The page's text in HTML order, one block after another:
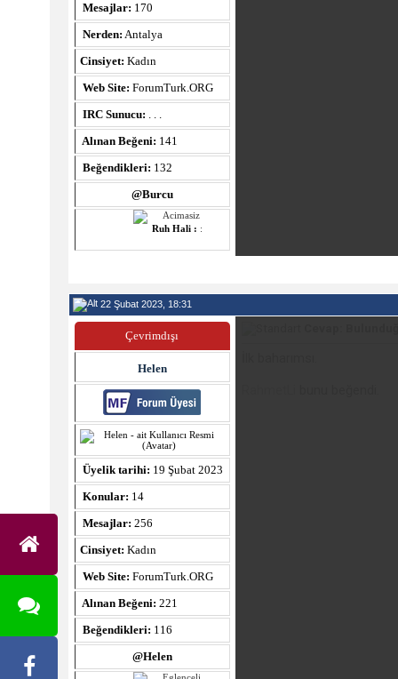
Mesajlar: 170
Nerden: Antalya
Cinsiyet: Kadın
Web Site: ForumTurk.ORG
IRC Sunucu: . . .
Alınan Beğeni: 141
Beğendikleri: 132
@Burcu
Ruh Hali : :
22 Şubat 2023, 18:31
Çevrimdışı
Helen
Üyelik tarihi: 19 Şubat 2023
Konular: 14
Mesajlar: 256
Cinsiyet: Kadın
Web Site: ForumTurk.ORG
Alınan Beğeni: 221
Beğendikleri: 116
@Helen